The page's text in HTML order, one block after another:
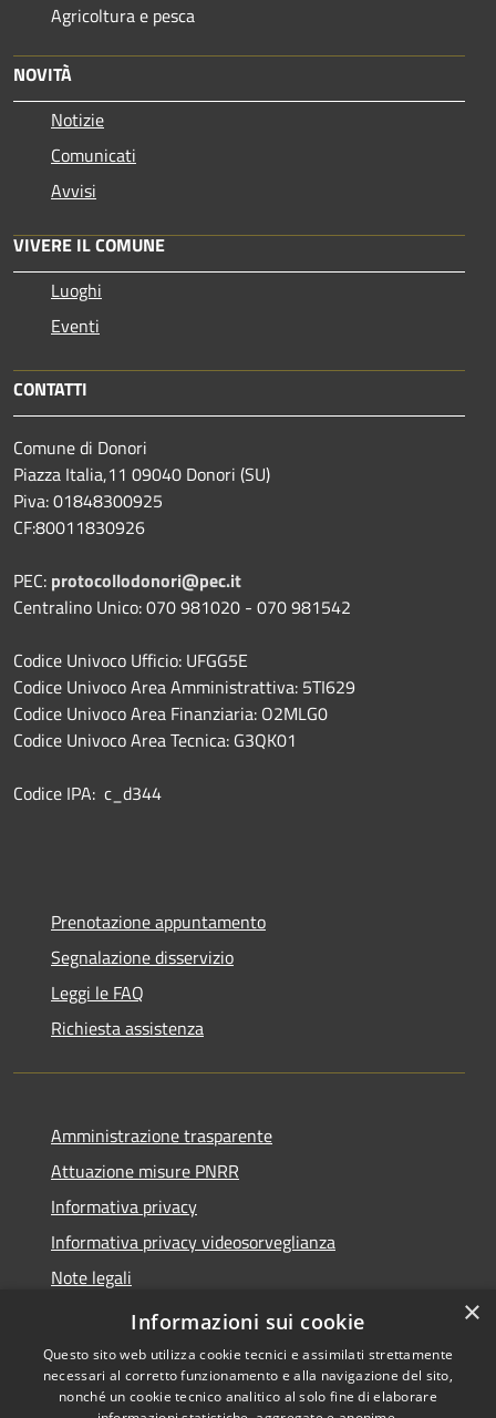
Agricoltura e pesca
NOVITÀ
Notizie
Comunicati
Avvisi
VIVERE IL COMUNE
Luoghi
Eventi
CONTATTI
Comune di Donori
Piazza Italia,11 09040 Donori (SU)
Piva: 01848300925
CF:80011830926
PEC: protocollodonori@pec.it
Centralino Unico: 070 981020 - 070 981542
Codice Univoco Ufficio: UFGG5E
Codice Univoco Area Amministrattiva: 5TI629
Codice Univoco Area Finanziaria: O2MLG0
Codice Univoco Area Tecnica: G3QK01
Codice IPA: c_d344
Prenotazione appuntamento
Segnalazione disservizio
Leggi le FAQ
Richiesta assistenza
Amministrazione trasparente
Attuazione misure PNRR
Informativa privacy
Informativa privacy videosorveglianza
Note legali
Dichiarazione di accessibilità
×
Informazioni sui cookie
Questo sito web utilizza cookie tecnici e assimilati strettamente
necessari al corretto funzionamento e alla navigazione del sito,
nonché un cookie tecnico analitico al solo fine di elaborare